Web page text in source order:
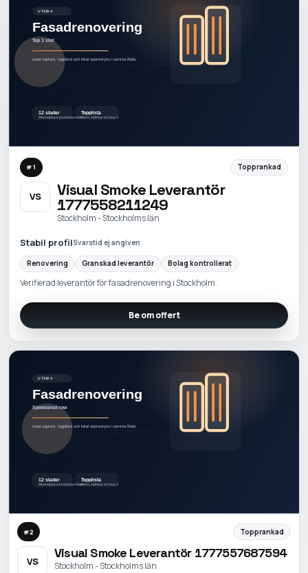
#1 Topprankad
VS Visual Smoke Leverantör
1777558211249
Stockholm - Stockholms län
Stabil profilSvarstid ej angiven
Renovering Granskad leverantör Bolag kontrollerat
Verifierad leverantör för fasadrenovering i Stockholm.
Be om offert
#2 Topprankad
VS
Visual Smoke Leverantör 1777557687594
Stockholm - Stockholms län